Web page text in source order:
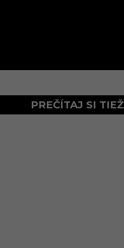
PREČÍTAJ SI TIEŽ